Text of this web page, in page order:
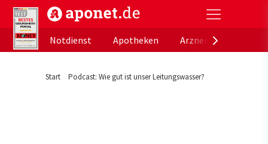
aponet.de - Das offizielle Gesundheitsportal der
Notdienst
Apotheken
Start Podcast: Wie gut ist unser Leitungswasser?